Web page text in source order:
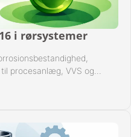
i rørsystemer
procesanlæg, VVS og